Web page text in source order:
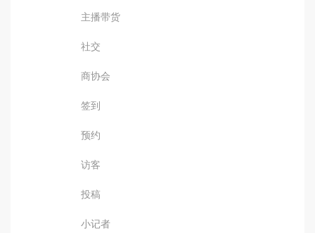
主播带货
社交
商协会
签到
预约
访客
投稿
小记者